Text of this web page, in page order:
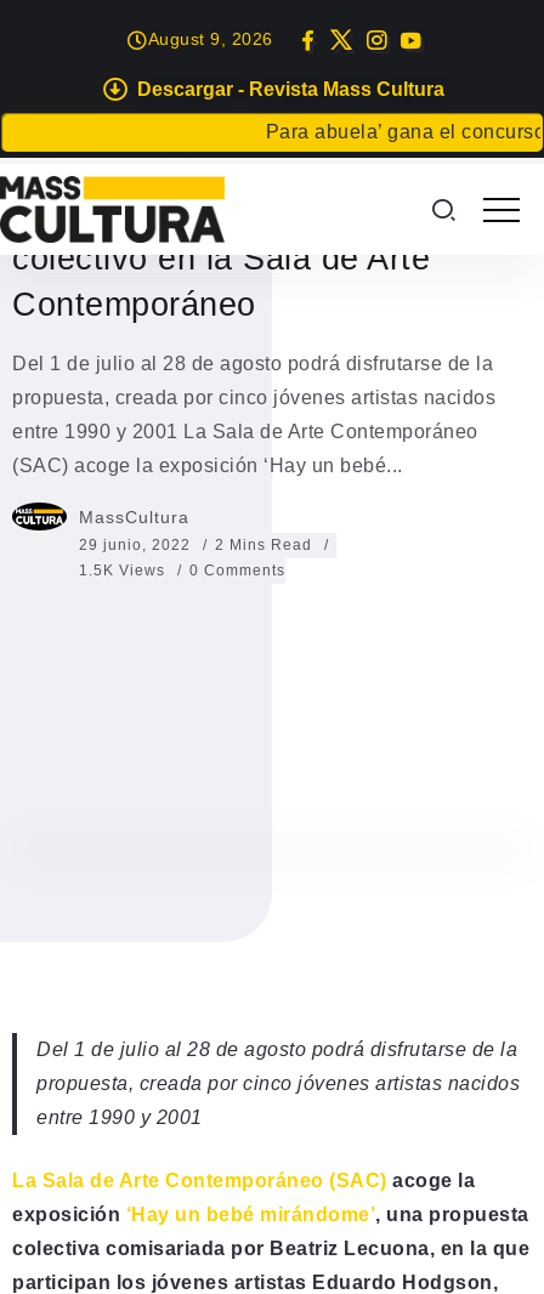
Descargar - Revista Mass Cultura
Para abuela’ gana el concurso
August 9, 2026
TENERIFE
‘Hay un bebé mirándome’, una
exposición sobre el imaginario
colectivo en la Sala de Arte
Contemporáneo
Del 1 de julio al 28 de agosto podrá disfrutarse de la
propuesta, creada por cinco jóvenes artistas nacidos
entre 1990 y 2001 La Sala de Arte Contemporáneo
(SAC) acoge la exposición ‘Hay un bebé...
MassCultura
29 junio, 2022
2 Mins Read
1.5K Views
0 Comments
Del 1 de julio al 28 de agosto podrá disfrutarse de la
propuesta, creada por cinco jóvenes artistas nacidos
entre 1990 y 2001
La Sala de Arte Contemporáneo (SAC) acoge la
exposición ‘Hay un bebé mirándome’, una propuesta
colectiva comisariada por Beatriz Lecuona, en la que
participan los jóvenes artistas Eduardo Hodgson,